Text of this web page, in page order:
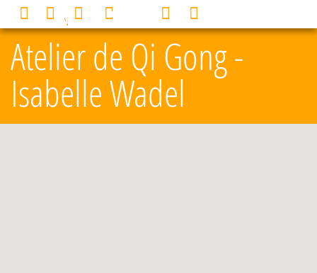
Atelier de Qi Gong -
Isabelle Wadel
MENU 0
Panneau de gestion des cookies